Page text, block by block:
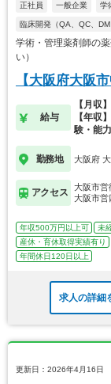
正社員 一般企業 学
臨床開発（QA、QC、DM
学術・管理薬剤師の
い）
【大阪府大阪
給与
【月収
【年
験・能
勤務地 大阪府
アクセス
大阪市営
大阪市
年収500万円以上可 未
産休・育休取得実績有り
年間休日120日以上
求人の詳細
更新日：2026年4月16日